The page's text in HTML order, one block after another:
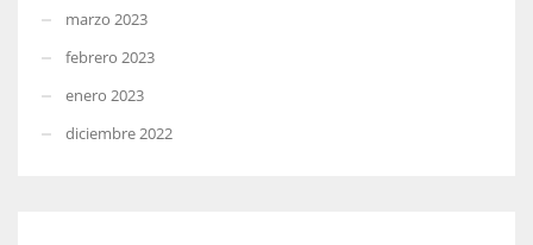
marzo 2023
febrero 2023
enero 2023
diciembre 2022